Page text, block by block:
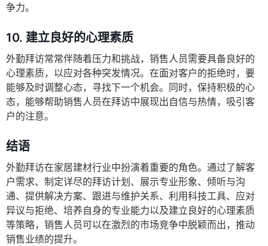
争力。
10. 建立良好的心理素质
外勤拜访常常伴随着压力和挑战，销售人员需要具备良好的
心理素质，以应对各种突发情况。在面对客户的拒绝时，要
能够及时调整心态，寻找下一个机会。同时，保持积极的心
态，能够帮助销售人员在拜访中展现出自信与热情，吸引客
户的注意。
结语
外勤拜访在家居建材行业中扮演着重要的角色。通过了解客
户需求、制定详尽的拜访计划、展示专业形象、倾听与沟
通、提供解决方案、跟进与维护关系、利用科技工具、应对
异议与拒绝、培养自身的专业能力以及建立良好的心理素质
等策略，销售人员可以在激烈的市场竞争中脱颖而出，推动
销售业绩的提升。